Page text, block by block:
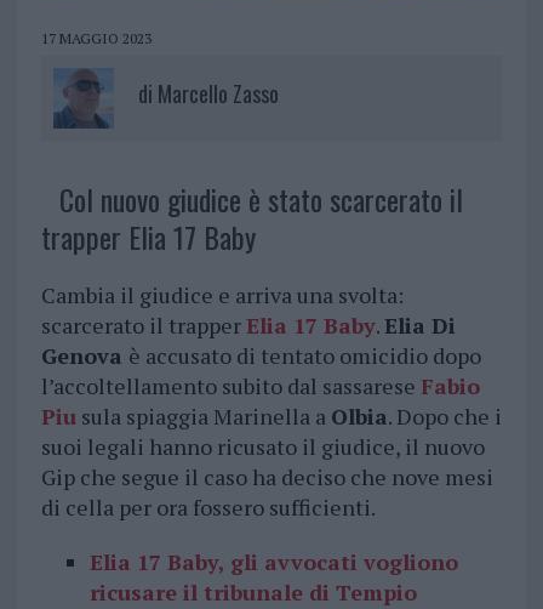
17 MAGGIO 2023
di Marcello Zasso
Col nuovo giudice è stato scarcerato il
trapper Elia 17 Baby
Cambia il giudice e arriva una svolta:
scarcerato il trapperElia 17 Baby.Elia Di
Genova è accusato di tentato omicidio dopo
l’accoltellamento subito dal sassarese Fabio
Piusula spiaggia Marinella a Olbia. Dopo che i
suoi legali hanno ricusato il giudice, il nuovo
Gip che segue il caso ha deciso che nove mesi
di cella per ora fossero sufficienti.
Elia 17 Baby, gli avvocati vogliono
ricusare il tribunale di Tempio